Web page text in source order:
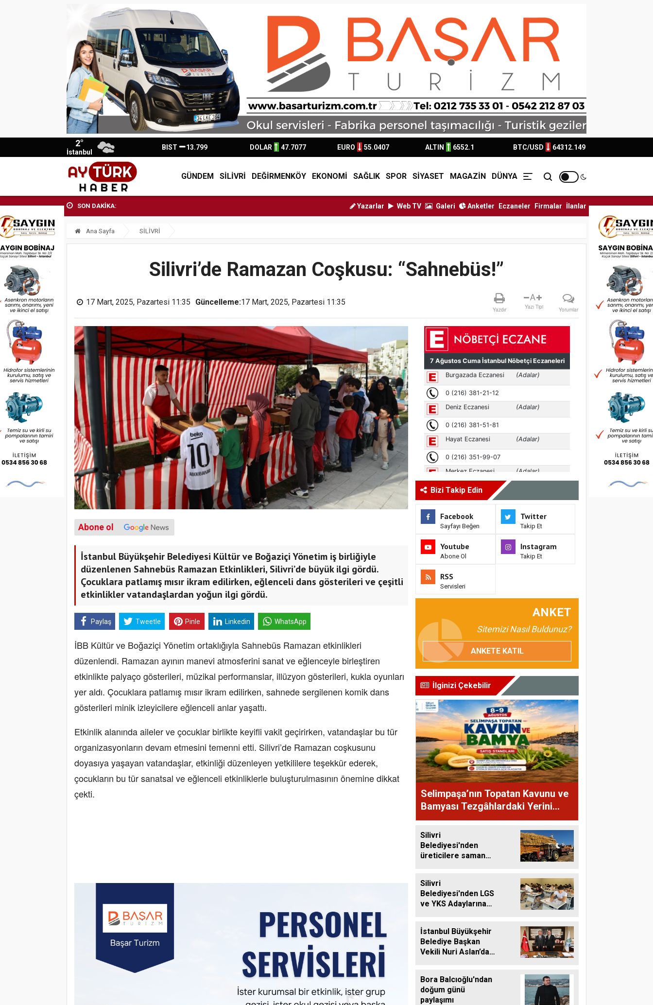
2°
İstanbul
BIST 13.799 DOLAR 47.7077 EURO 55.0407 ALTIN 6552.1 BTC/USD 64312.149
GÜNDEM SİLİVRİ DEĞİRMENKÖY EKONOMİ SAĞLIK SPOR SİYASET MAGAZİN DÜNYA
SON DAKİKA: Yazarlar Web TV Galeri Anketler Eczaneler Firmalar İlanlar
Ana Sayfa SİLİVRİ
Silivri’de Ramazan Coşkusu: “Sahnebüs!”
17 Mart, 2025, Pazartesi 11:35 Güncelleme:17 Mart, 2025, Pazartesi 11:35
Yazdır
A
Yazı Tipi Yorumlar
Abone ol
İstanbul Büyükşehir Belediyesi Kültür ve Boğaziçi Yönetim iş birliğiyle
düzenlenen Sahnebüs Ramazan Etkinlikleri, Silivri’de büyük ilgi gördü.
Çocuklara patlamış mısır ikram edilirken, eğlenceli dans gösterileri ve çeşitli
etkinlikler vatandaşlardan yoğun ilgi gördü.
Paylaş Tweetle Pinle Linkedin WhatsApp
İBB Kültür ve Boğaziçi Yönetim ortaklığıyla Sahnebüs Ramazan etkinlikleri
düzenlendi. Ramazan ayının manevi atmosferini sanat ve eğlenceyle birleştiren
etkinlikte palyaço gösterileri, müzikal performanslar, illüzyon gösterileri, kukla oyunları
yer aldı. Çocuklara patlamış mısır ikram edilirken, sahnede sergilenen komik dans
gösterileri minik izleyicilere eğlenceli anlar yaşattı.
Etkinlik alanında aileler ve çocuklar birlikte keyifli vakit geçirirken, vatandaşlar bu tür
organizasyonların devam etmesini temenni etti. Silivri’de Ramazan coşkusunu
doyasıya yaşayan vatandaşlar, etkinliği düzenleyen yetkililere teşekkür ederek,
çocukların bu tür sanatsal ve eğlenceli etkinliklerle buluşturulmasının önemine dikkat
çekti.
Bizi Takip Edin
Facebook
Sayfayı Beğen
Twitter
Takip Et
Youtube
Abone Ol
Instagram
Takip Et
RSS
Servisleri
ANKET
Sitemizi Nasıl Buldunuz?
ANKETE KATIL
İlginizi Çekebilir
Selimpaşa’nın Topatan Kavunu ve
Bamyası Tezgâhlardaki Yerini
Alıyor
Silivri
Belediyesi'nden
üreticilere saman
Silivri
Belediyesi'nden LGS
ve YKS Adaylarına
İstanbul Büyükşehir
Belediye Başkan
Vekili Nuri Aslan’dan
Bora Balcıoğlu'ndan
doğum günü
paylaşımı